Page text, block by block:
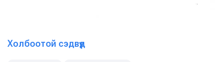
Холбоотой сэдвүүд